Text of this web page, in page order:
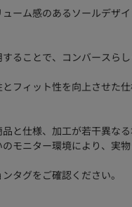
ーム感のあるソールデザイ
ることで、コンバースら
フィット性を向上させた仕
と仕様、加工が若干異なる
モニター環境により、実
タグをご確認ください。